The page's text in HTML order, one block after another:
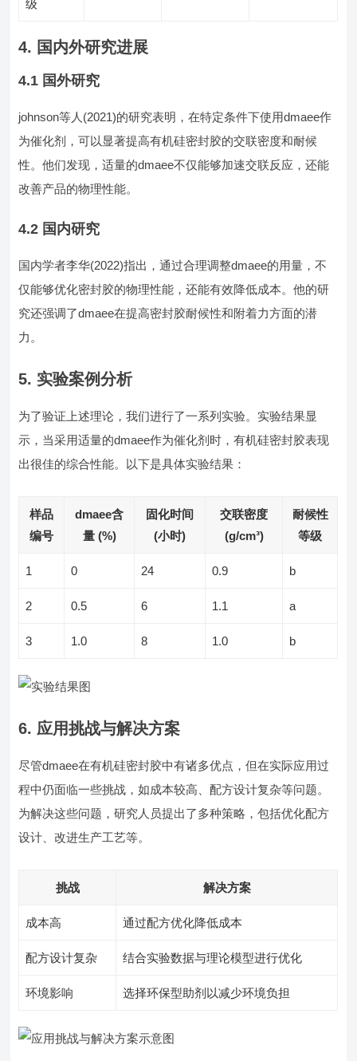
级
4. 国内外研究进展
4.1 国外研究
johnson等人(2021)的研究表明，在特定条件下使用dmaee作
为催化剂，可以显著提高有机硅密封胶的交联密度和耐候
性。他们发现，适量的dmaee不仅能够加速交联反应，还能
改善产品的物理性能。
4.2 国内研究
国内学者李华(2022)指出，通过合理调整dmaee的用量，不
仅能够优化密封胶的物理性能，还能有效降低成本。他的研
究还强调了dmaee在提高密封胶耐候性和附着力方面的潜
力。
5. 实验案例分析
为了验证上述理论，我们进行了一系列实验。实验结果显
示，当采用适量的dmaee作为催化剂时，有机硅密封胶表现
出很佳的综合性能。以下是具体实验结果：
样品
编号
dmaee含
量 (%)
固化时间
(小时)
交联密度
(g/cm³)
耐候性
等级
1 0 24 0.9 b
2 0.5 6 1.1 a
3 1.0 8 1.0 b
6. 应用挑战与解决方案
尽管dmaee在有机硅密封胶中有诸多优点，但在实际应用过
程中仍面临一些挑战，如成本较高、配方设计复杂等问题。
为解决这些问题，研究人员提出了多种策略，包括优化配方
设计、改进生产工艺等。
挑战 解决方案
成本高 通过配方优化降低成本
配方设计复杂 结合实验数据与理论模型进行优化
环境影响 选择环保型助剂以减少环境负担